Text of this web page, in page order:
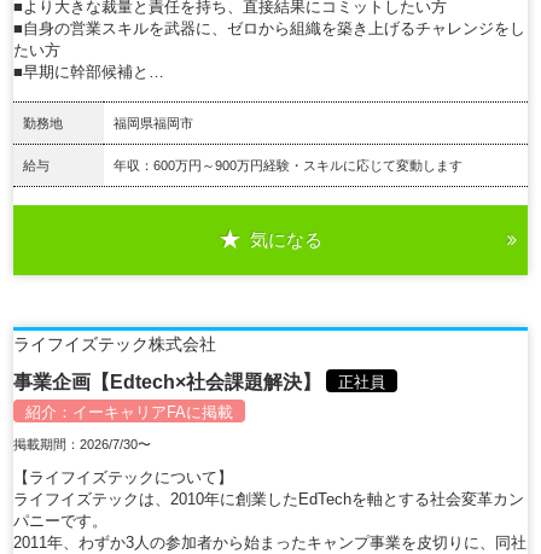
■より大きな裁量と責任を持ち、直接結果にコミットしたい方
■自身の営業スキルを武器に、ゼロから組織を築き上げるチャレンジをし
たい方
■早期に幹部候補と…
勤務地 福岡県福岡市
給与 年収：600万円～900万円経験・スキルに応じて変動します
気になる
ライフイズテック株式会社
事業企画【Edtech×社会課題解決】
正社員
紹介： イーキャリアFAに掲載
掲載期間：2026/7/30〜
【ライフイズテックについて】
ライフイズテックは、2010年に創業したEdTechを軸とする社会変革カン
パニーです。
2011年、わずか3人の参加者から始まったキャンプ事業を皮切りに、同社